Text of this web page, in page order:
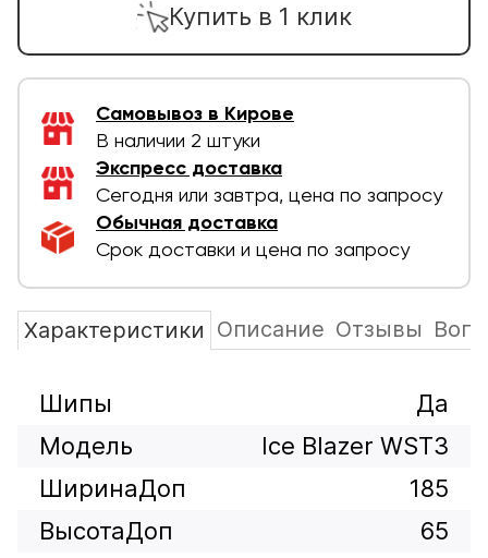
Купить в 1 клик
Самовывоз в Кирове
В наличии 2 штуки
Экспресс доставка
Сегодня или завтра, цена по запросу
Обычная доставка
Срок доставки и цена по запросу
Характеристики Описание Отзывы
Шипы
Да
Модель
Ice Blazer WST3
ШиринаДоп
185
ВысотаДоп
65